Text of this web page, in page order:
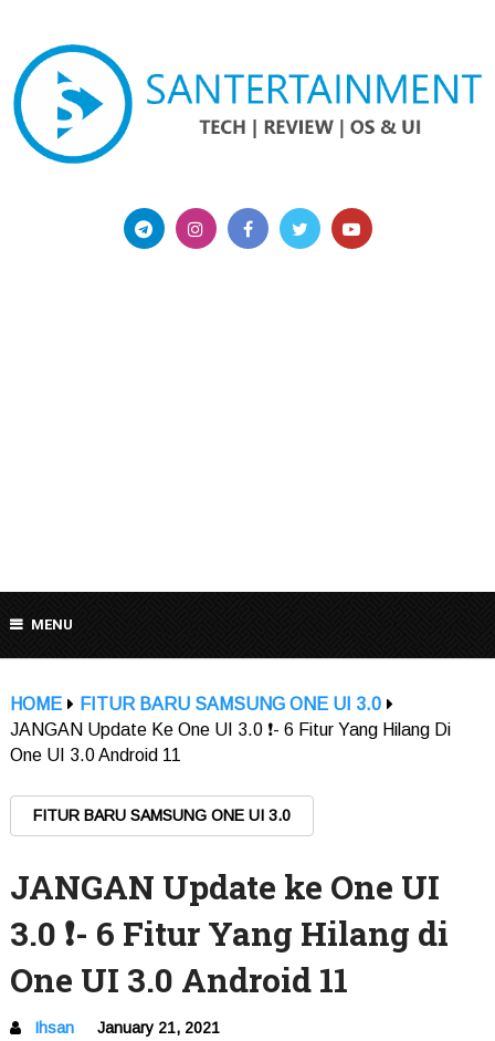
MENU
HOME
FITUR BARU SAMSUNG ONE UI 3.0
JANGAN Update Ke One UI 3.0 ❗- 6 Fitur Yang Hilang Di
One UI 3.0 Android 11
FITUR BARU SAMSUNG ONE UI 3.0
JANGAN Update ke One UI
3.0 ❗- 6 Fitur Yang Hilang di
One UI 3.0 Android 11
Ihsan January 21, 2021